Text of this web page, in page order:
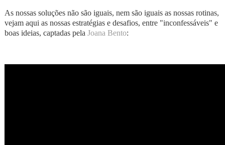
As nossas soluções não são iguais, nem são iguais as nossas rotinas,
vejam aqui as nossas estratégias e desafios, entre "inconfessáveis" e
boas ideias, captadas pela Joana Bento: